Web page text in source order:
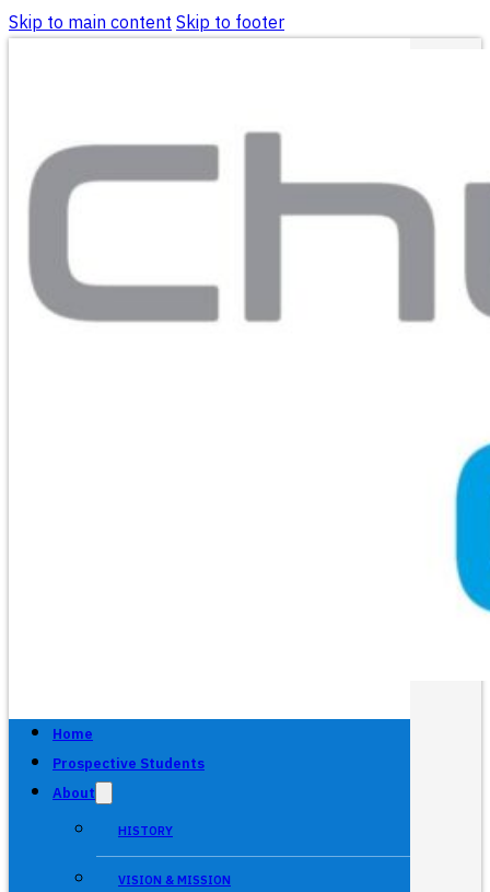
Skip to main contentSkip to footer
Home
Prospective Students
About
HISTORY
VISION & MISSION